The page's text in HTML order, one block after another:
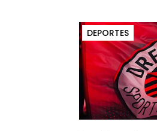
DEPORTES